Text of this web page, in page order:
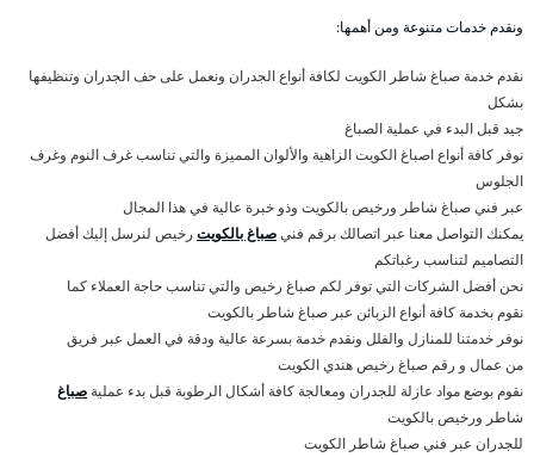
ونقدم خدمات متنوعة ومن أهمها:
نقدم خدمة صباغ شاطر الكويت لكافة أنواع الجدران ونعمل على حف الجدران وتنظيفها
بشكل
جيد قبل البدء في عملية الصباغ
نوفر كافة أنواع اصباغ الكويت الزاهية والألوان المميزة والتي تناسب غرف النوم وغرف
الجلوس
عبر فني صباغ شاطر ورخيص بالكويت وذو خبرة عالية في هذا المجال
يمكنك التواصل معنا عبر اتصالك برقم فنيصباغ بالكويت رخيص لنرسل إليك أفضل
التصاميم لتناسب رغباتكم
نحن أفضل الشركات التي توفر لكم صباغ رخيص والتي تناسب حاجة العملاء كما
نقوم بخدمة كافة أنواع الزبائن عبر صباغ شاطر بالكويت
نوفر خدمتنا للمنازل والفلل ونقدم خدمة بسرعة عالية ودقة في العمل عبر فريق
من عمال و رقم صباغ رخيص هندي الكويت
نقوم بوضع مواد عازلة للجدران ومعالجة كافة أشكال الرطوبة قبل بدء عملية صباغ
شاطر ورخيص بالكويت
للجدران عبر فني صباغ شاطر الكويت